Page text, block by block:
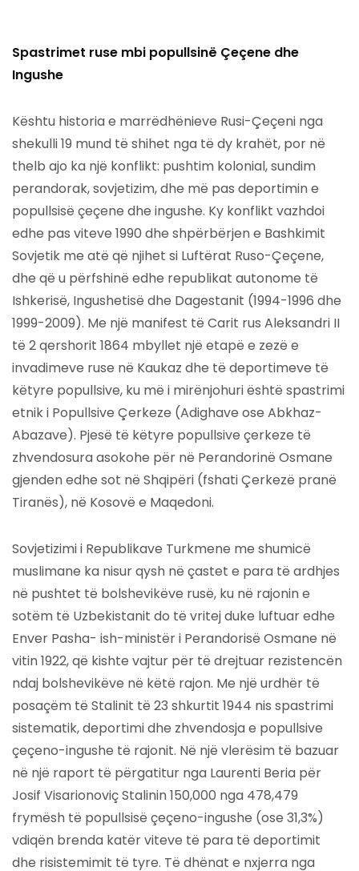
Spastrimet ruse mbi popullsinë Çeçene dhe
Ingushe
Kështu historia e marrëdhënieve Rusi-Çeçeni nga
shekulli 19 mund të shihet nga të dy krahët, por në
thelb ajo ka një konflikt: pushtim kolonial, sundim
perandorak, sovjetizim, dhe më pas deportimin e
popullsisë çeçene dhe ingushe. Ky konflikt vazhdoi
edhe pas viteve 1990 dhe shpërbërjen e Bashkimit
Sovjetik me atë që njihet si Luftërat Ruso-Çeçene,
dhe që u përfshinë edhe republikat autonome të
Ishkerisë, Ingushetisë dhe Dagestanit (1994-1996 dhe
1999-2009). Me një manifest të Carit rus Aleksandri II
të 2 qershorit 1864 mbyllet një etapë e zezë e
invadimeve ruse në Kaukaz dhe të deportimeve të
këtyre popullsive, ku më i mirënjohuri është spastrimi
etnik i Popullsive Çerkeze (Adighave ose Abkhaz-
Abazave). Pjesë të këtyre popullsive çerkeze të
zhvendosura asokohe për në Perandorinë Osmane
gjenden edhe sot në Shqipëri (fshati Çerkezë pranë
Tiranës), në Kosovë e Maqedoni.
Sovjetizimi i Republikave Turkmene me shumicë
muslimane ka nisur qysh në çastet e para të ardhjes
në pushtet të bolshevikëve rusë, ku në rajonin e
sotëm të Uzbekistanit do të vritej duke luftuar edhe
Enver Pasha- ish-ministër i Perandorisë Osmane në
vitin 1922, që kishte vajtur për të drejtuar rezistencën
ndaj bolshevikëve në këtë rajon. Me një urdhër të
posaçëm të Stalinit të 23 shkurtit 1944 nis spastrimi
sistematik, deportimi dhe zhvendosja e popullsive
çeçeno-ingushe të rajonit. Në një vlerësim të bazuar
në një raport të përgatitur nga Laurenti Beria për
Josif Visarionoviç Stalinin 150,000 nga 478,479
frymësh të popullsisë çeçeno-ingushe (ose 31,3%)
vdiqën brenda katër viteve të para të deportimit
dhe risistemimit të tyre. Të dhënat e nxjerra nga